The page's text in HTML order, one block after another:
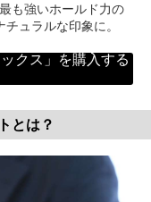
も強いホールド力の
ュラルな印象に。
クス」を購入する
とは？